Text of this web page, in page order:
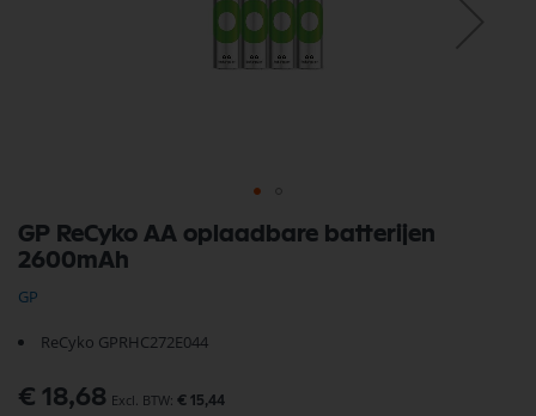
GP ReCyko AA oplaadbare batterijen
2600mAh
GP
ReCyko GPRHC272E044
€ 18,68 € 15,44
naar
het
van
afbeeldingen-